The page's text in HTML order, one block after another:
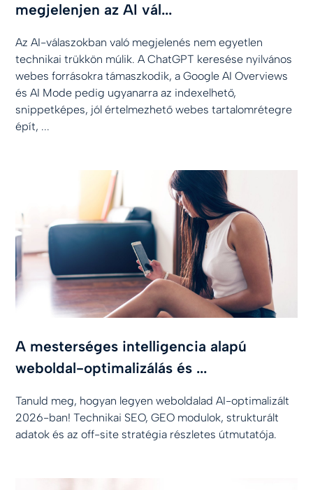
megjelenjen az AI vál...
Az AI-válaszokban való megjelenés nem egyetlen
technikai trükkön múlik. A ChatGPT keresése nyilvános
webes forrásokra támaszkodik, a Google AI Overviews
és AI Mode pedig ugyanarra az indexelhető,
snippetképes, jól értelmezhető webes tartalomrétegre
épít, ...
A mesterséges intelligencia alapú
weboldal-optimalizálás és ...
Tanuld meg, hogyan legyen weboldalad AI-optimalizált
2026-ban! Technikai SEO, GEO modulok, strukturált
adatok és az off-site stratégia részletes útmutatója.